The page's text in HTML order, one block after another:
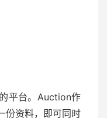
平台。Auction作
份资料，即可同时